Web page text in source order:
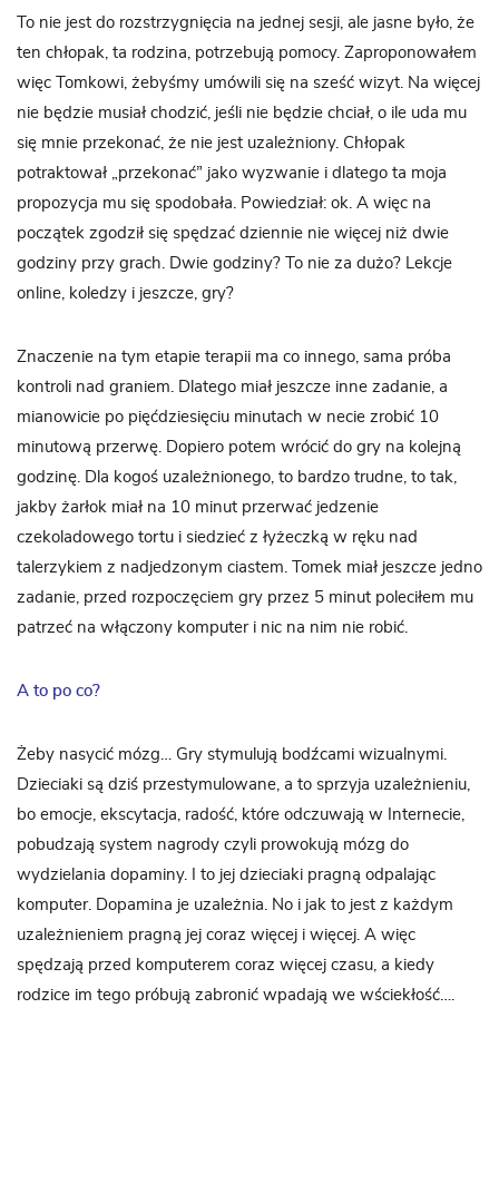
To nie jest do rozstrzygnięcia na jednej sesji, ale jasne było, że
ten chłopak, ta rodzina, potrzebują pomocy. Zaproponowałem
więc Tomkowi, żebyśmy umówili się na sześć wizyt. Na więcej
nie będzie musiał chodzić, jeśli nie będzie chciał, o ile uda mu
się mnie przekonać, że nie jest uzależniony. Chłopak
potraktował „przekonać” jako wyzwanie i dlatego ta moja
propozycja mu się spodobała. Powiedział: ok. A więc na
początek zgodził się spędzać dziennie nie więcej niż dwie
godziny przy grach. Dwie godziny? To nie za dużo? Lekcje
online, koledzy i jeszcze, gry?
Znaczenie na tym etapie terapii ma co innego, sama próba
kontroli nad graniem. Dlatego miał jeszcze inne zadanie, a
mianowicie po pięćdziesięciu minutach w necie zrobić 10
minutową przerwę. Dopiero potem wrócić do gry na kolejną
godzinę. Dla kogoś uzależnionego, to bardzo trudne, to tak,
jakby żarłok miał na 10 minut przerwać jedzenie
czekoladowego tortu i siedzieć z łyżeczką w ręku nad
talerzykiem z nadjedzonym ciastem. Tomek miał jeszcze jedno
zadanie, przed rozpoczęciem gry przez 5 minut poleciłem mu
patrzeć na włączony komputer i nic na nim nie robić.
A to po co?
Żeby nasycić mózg… Gry stymulują bodźcami wizualnymi.
Dzieciaki są dziś przestymulowane, a to sprzyja uzależnieniu,
bo emocje, ekscytacja, radość, które odczuwają w Internecie,
pobudzają system nagrody czyli prowokują mózg do
wydzielania dopaminy. I to jej dzieciaki pragną odpalając
komputer. Dopamina je uzależnia. No i jak to jest z każdym
uzależnieniem pragną jej coraz więcej i więcej. A więc
spędzają przed komputerem coraz więcej czasu, a kiedy
rodzice im tego próbują zabronić wpadają we wściekłość….